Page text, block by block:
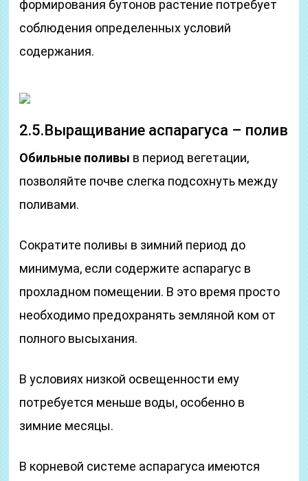
формирования бутонов растение потребует
соблюдения определенных условий
содержания.
2.5.Выращивание аспарагуса – полив
Обильные поливы в период вегетации,
позволяйте почве слегка подсохнуть между
поливами.
Сократите поливы в зимний период до
минимума, если содержите аспарагус в
прохладном помещении. В это время просто
необходимо предохранять земляной ком от
полного высыхания.
В условиях низкой освещенности ему
потребуется меньше воды, особенно в
зимние месяцы.
В корневой системе аспарагуса имеются